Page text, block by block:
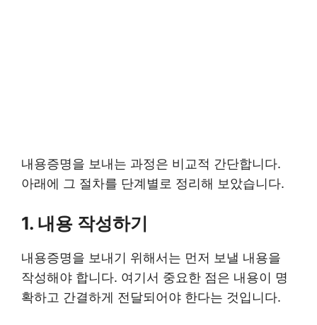
내용증명을 보내는 과정은 비교적 간단합니다.
아래에 그 절차를 단계별로 정리해 보았습니다.
1. 내용 작성하기
내용증명을 보내기 위해서는 먼저 보낼 내용을
작성해야 합니다. 여기서 중요한 점은 내용이 명
확하고 간결하게 전달되어야 한다는 것입니다.